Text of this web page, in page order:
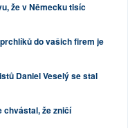
že v Německu tisíc
do vašich firem je
Daniel Veselý se stal
chvástal, že zničí